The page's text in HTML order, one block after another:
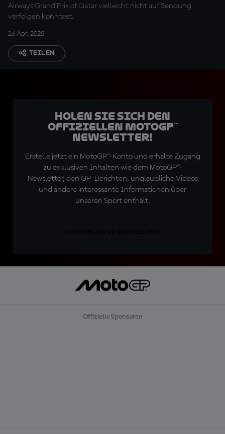
Airways Grand Prix of Qatar vielleicht nicht auf Sendung
verfolgen konntest.
16 Apr. 2025
TEILEN
Holen Sie sich den
offiziellen MotoGP™
Newsletter!
Erstelle jetzt ein MotoGP™-Konto und erhalte Zugang
zu exklusiven Inhalten wie dem MotoGP™-
Newsletter, den GP-Berichten, unglaubliche Videos
und andere interessante Informationen über
unseren Sport enthält.
Offizielle Sponsoren